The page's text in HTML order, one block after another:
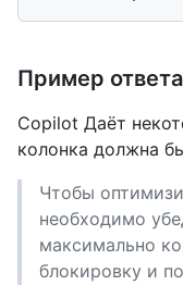
Пример ответа
Copilot Даёт
колонка должна
Чтобы
необходимо
максимально
блокировку и